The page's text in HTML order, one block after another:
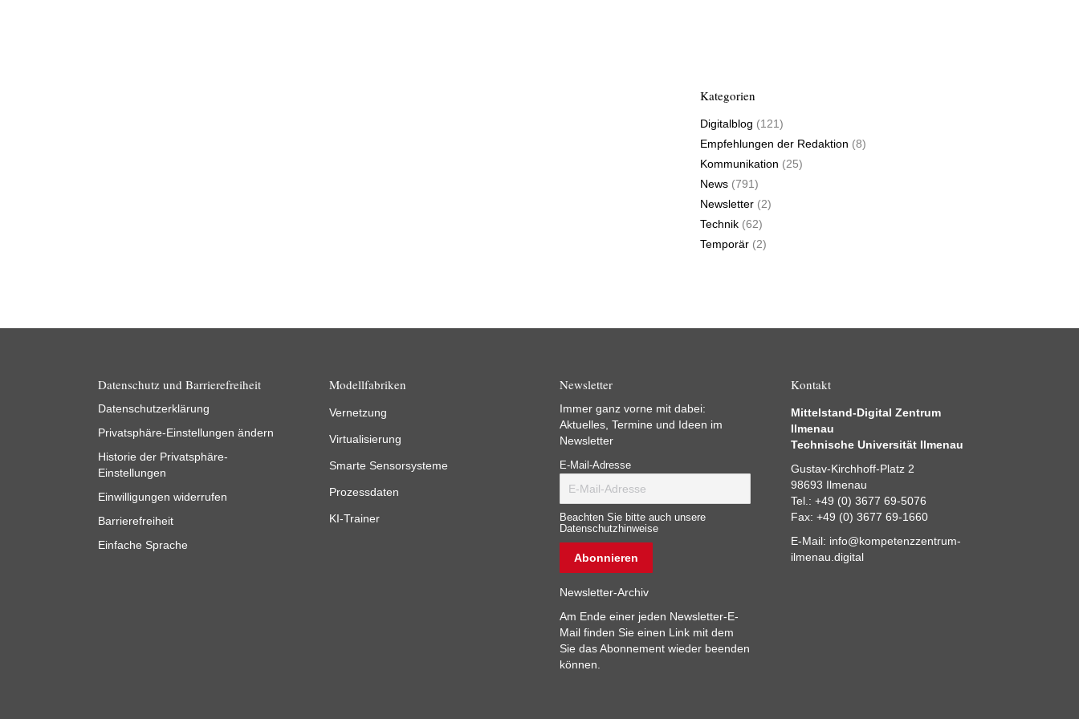
Kategorien
Digitalblog (121)
Empfehlungen der Redaktion (8)
Kommunikation (25)
News (791)
Newsletter (2)
Technik (62)
Temporär (2)
Datenschutz und Barrierefreiheit
Datenschutzerklärung
Privatsphäre-Einstellungen ändern
Historie der Privatsphäre-
Einstellungen
Einwilligungen widerrufen
Barrierefreiheit
Einfache Sprache
Modellfabriken
Vernetzung
Virtualisierung
Smarte Sensorsysteme
Prozessdaten
KI-Trainer
Newsletter
Immer ganz vorne mit dabei:
Aktuelles, Termine und Ideen im
Newsletter
E-Mail-Adresse
Beachten Sie bitte auch unsere
Datenschutzhinweise
Newsletter-Archiv
Am Ende einer jeden Newsletter-E-
Mail finden Sie einen Link mit dem
Sie das Abonnement wieder beenden
können.
Kontakt
Mittelstand-Digital Zentrum
Ilmenau
Technische Universität Ilmenau
Gustav-Kirchhoff-Platz 2
98693 Ilmenau
Tel.: +49 (0) 3677 69-5076
Fax: +49 (0) 3677 69-1660
E-Mail: info@kompetenzzentrum-
ilmenau.digital